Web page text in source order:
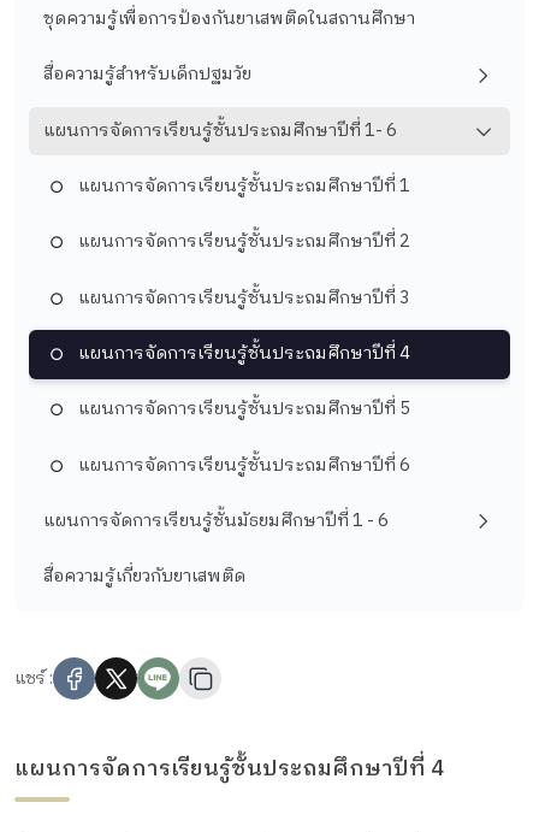
ชุดความรู้เพื่อการป้องกันยาเสพติดในสถานศึกษา
สื่อความรู้สำหรับเด็กปฐมวัย
แผนการจัดการเรียนรู้ชั้นประถมศึกษาปีที่ 1- 6
แผนการจัดการเรียนรู้ชั้นประถมศึกษาปีที่ 1
แผนการจัดการเรียนรู้ชั้นประถมศึกษาปีที่ 2
แผนการจัดการเรียนรู้ชั้นประถมศึกษาปีที่ 3
แผนการจัดการเรียนรู้ชั้นประถมศึกษาปีที่ 4
แผนการจัดการเรียนรู้ชั้นประถมศึกษาปีที่ 5
แผนการจัดการเรียนรู้ชั้นประถมศึกษาปีที่ 6
แผนการจัดการเรียนรู้ชั้นมัธยมศึกษาปีที่ 1 - 6
สื่อความรู้เกี่ยวกับยาเสพติด
แชร์ :
แผนการจัดการเรียนรู้ชั้นประถมศึกษาปีที่ 4